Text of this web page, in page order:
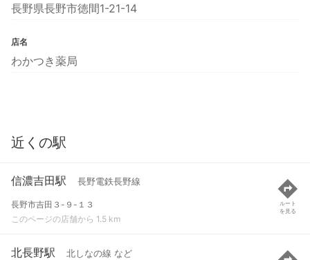
長野県長野市徳間1-21-14
店名
わかつき薬局
近くの駅
信濃吉田駅 長野電鉄長野線
長野市吉田３-９-１３
このページの店舗から 1.5 km
ルート
を見る
北長野駅 北しなの線 など